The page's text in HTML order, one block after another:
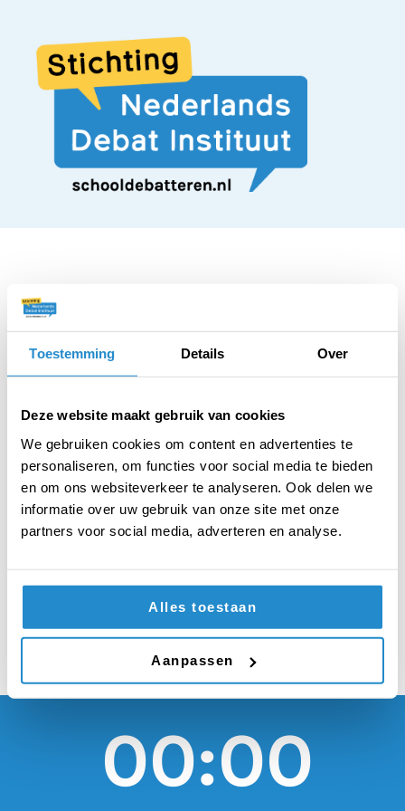
Toestemming Details Over
Deze website maakt gebruik van cookies
We gebruiken cookies om content en advertenties te
personaliseren, om functies voor social media te bieden
en om ons websiteverkeer te analyseren. Ook delen we
informatie over uw gebruik van onze site met onze
partners voor social media, adverteren en analyse.
Alles toestaan
Aanpassen
STELLING
Het moet verboden
worden om
vrijwilligerswerk met
kinderen in het
buitenland te
organiseren
00:00